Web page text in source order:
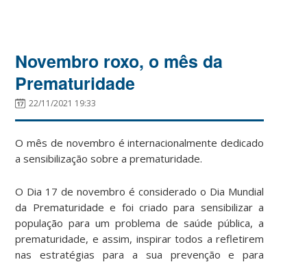
Novembro roxo, o mês da
Prematuridade
22/11/2021 19:33
O mês de novembro é internacionalmente dedicado
a sensibilização sobre a prematuridade.
O Dia 17 de novembro é considerado o Dia Mundial
da Prematuridade e foi criado para sensibilizar a
população para um problema de saúde pública, a
prematuridade, e assim, inspirar todos a refletirem
nas estratégias para a sua prevenção e para